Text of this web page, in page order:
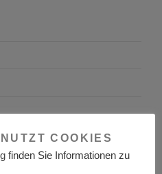
COOKIES
finden Sie Informationen zu